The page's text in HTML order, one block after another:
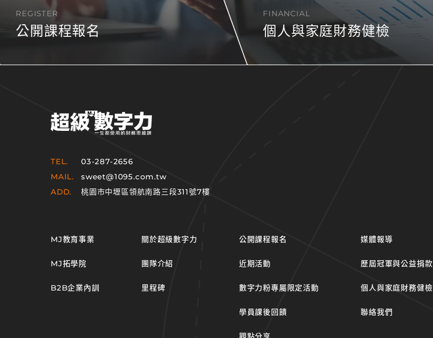
REGISTER
公開課程報名
FINANCIAL
個人與家庭財務健檢
TEL.
03-287-2656
MAIL.
sweet@1095.com.tw
ADD.
桃園市中壢區領航南路三段311號7樓
MJ教育事業
MJ拓學院
B2B企業內訓
關於超級數字力
團隊介紹
里程碑
公開課程報名
近期活動
數字力粉專屬限定活動
學員課後回饋
媒體報導
歷屆冠軍與公益捐款
個人與家庭財務健檢
聯絡我們